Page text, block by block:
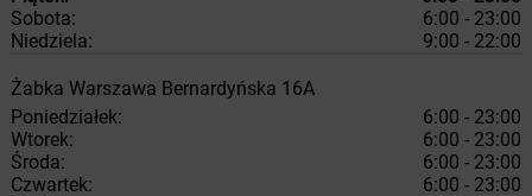
Sobota:
6:00 - 23:00
Niedziela:
9:00 - 22:00
Żabka Warszawa Bernardyńska 16A
Poniedziałek:
6:00 - 23:00
Wtorek:
6:00 - 23:00
Środa:
6:00 - 23:00
Czwartek:
6:00 - 23:00